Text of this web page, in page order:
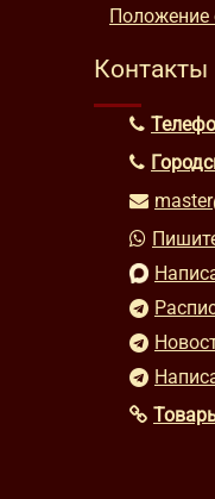
Положение
Контакты